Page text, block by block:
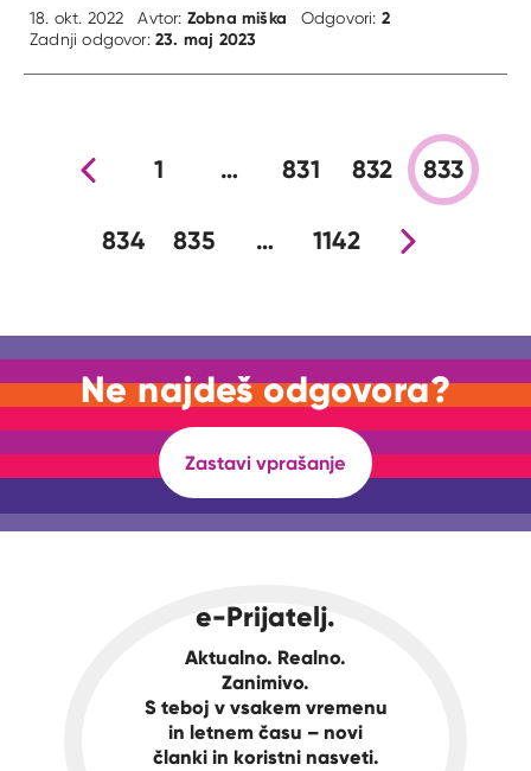
18. okt. 2022 Avtor: Zobna miška Odgovori: 2
Zadnji odgovor:23. maj 2023
Prejšnja stran
1 … 831 832 833
834 835 … 1142Nova stran
Ne najdeš odgovora?
Zastavi vprašanje
e-Prijatelj.
Aktualno. Realno.
Zanimivo.
S teboj v vsakem vremenu
in letnem času – novi
članki in koristni nasveti.